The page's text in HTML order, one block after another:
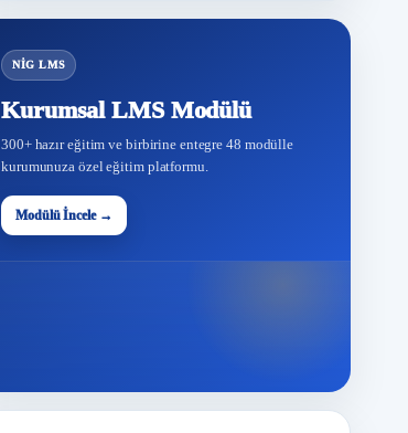
NİG LMS
Kurumsal LMS Modülü
300+ hazır eğitim ve birbirine entegre 48 modülle
kurumunuza özel eğitim platformu.
Modülü İncele →
48
Modül